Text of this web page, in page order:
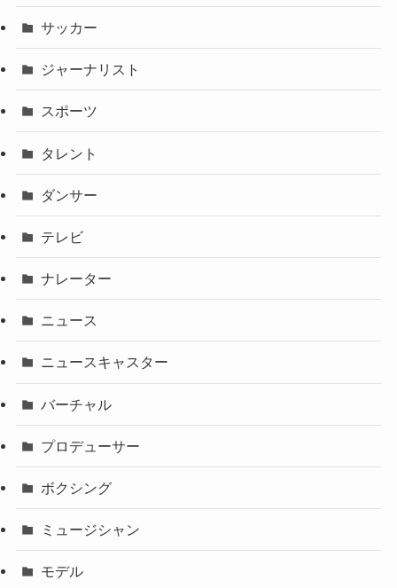
サッカー
ジャーナリスト
スポーツ
タレント
ダンサー
テレビ
ナレーター
ニュース
ニュースキャスター
バーチャル
プロデューサー
ボクシング
ミュージシャン
モデル